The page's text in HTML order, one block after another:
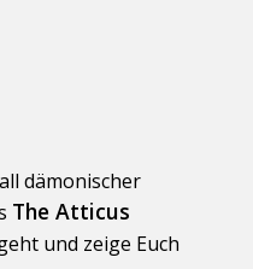
dämonischer
The Atticus
und zeige Euch